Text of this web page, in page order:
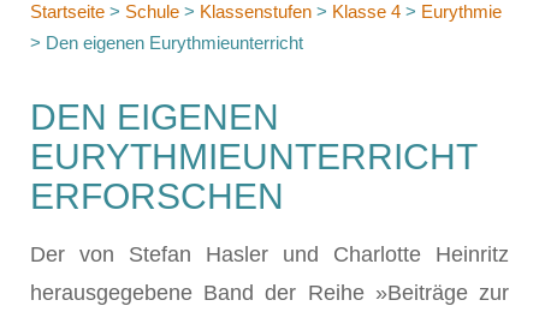
Startseite > Schule > Klassenstufen > Klasse 4 > Eurythmie
> Den eigenen Eurythmieunterricht
DEN EIGENEN
EURYTHMIEUNTERRICHT
ERFORSCHEN
Der von Stefan Hasler und Charlotte Heinritz
herausgegebene Band der Reihe »Beiträge zur